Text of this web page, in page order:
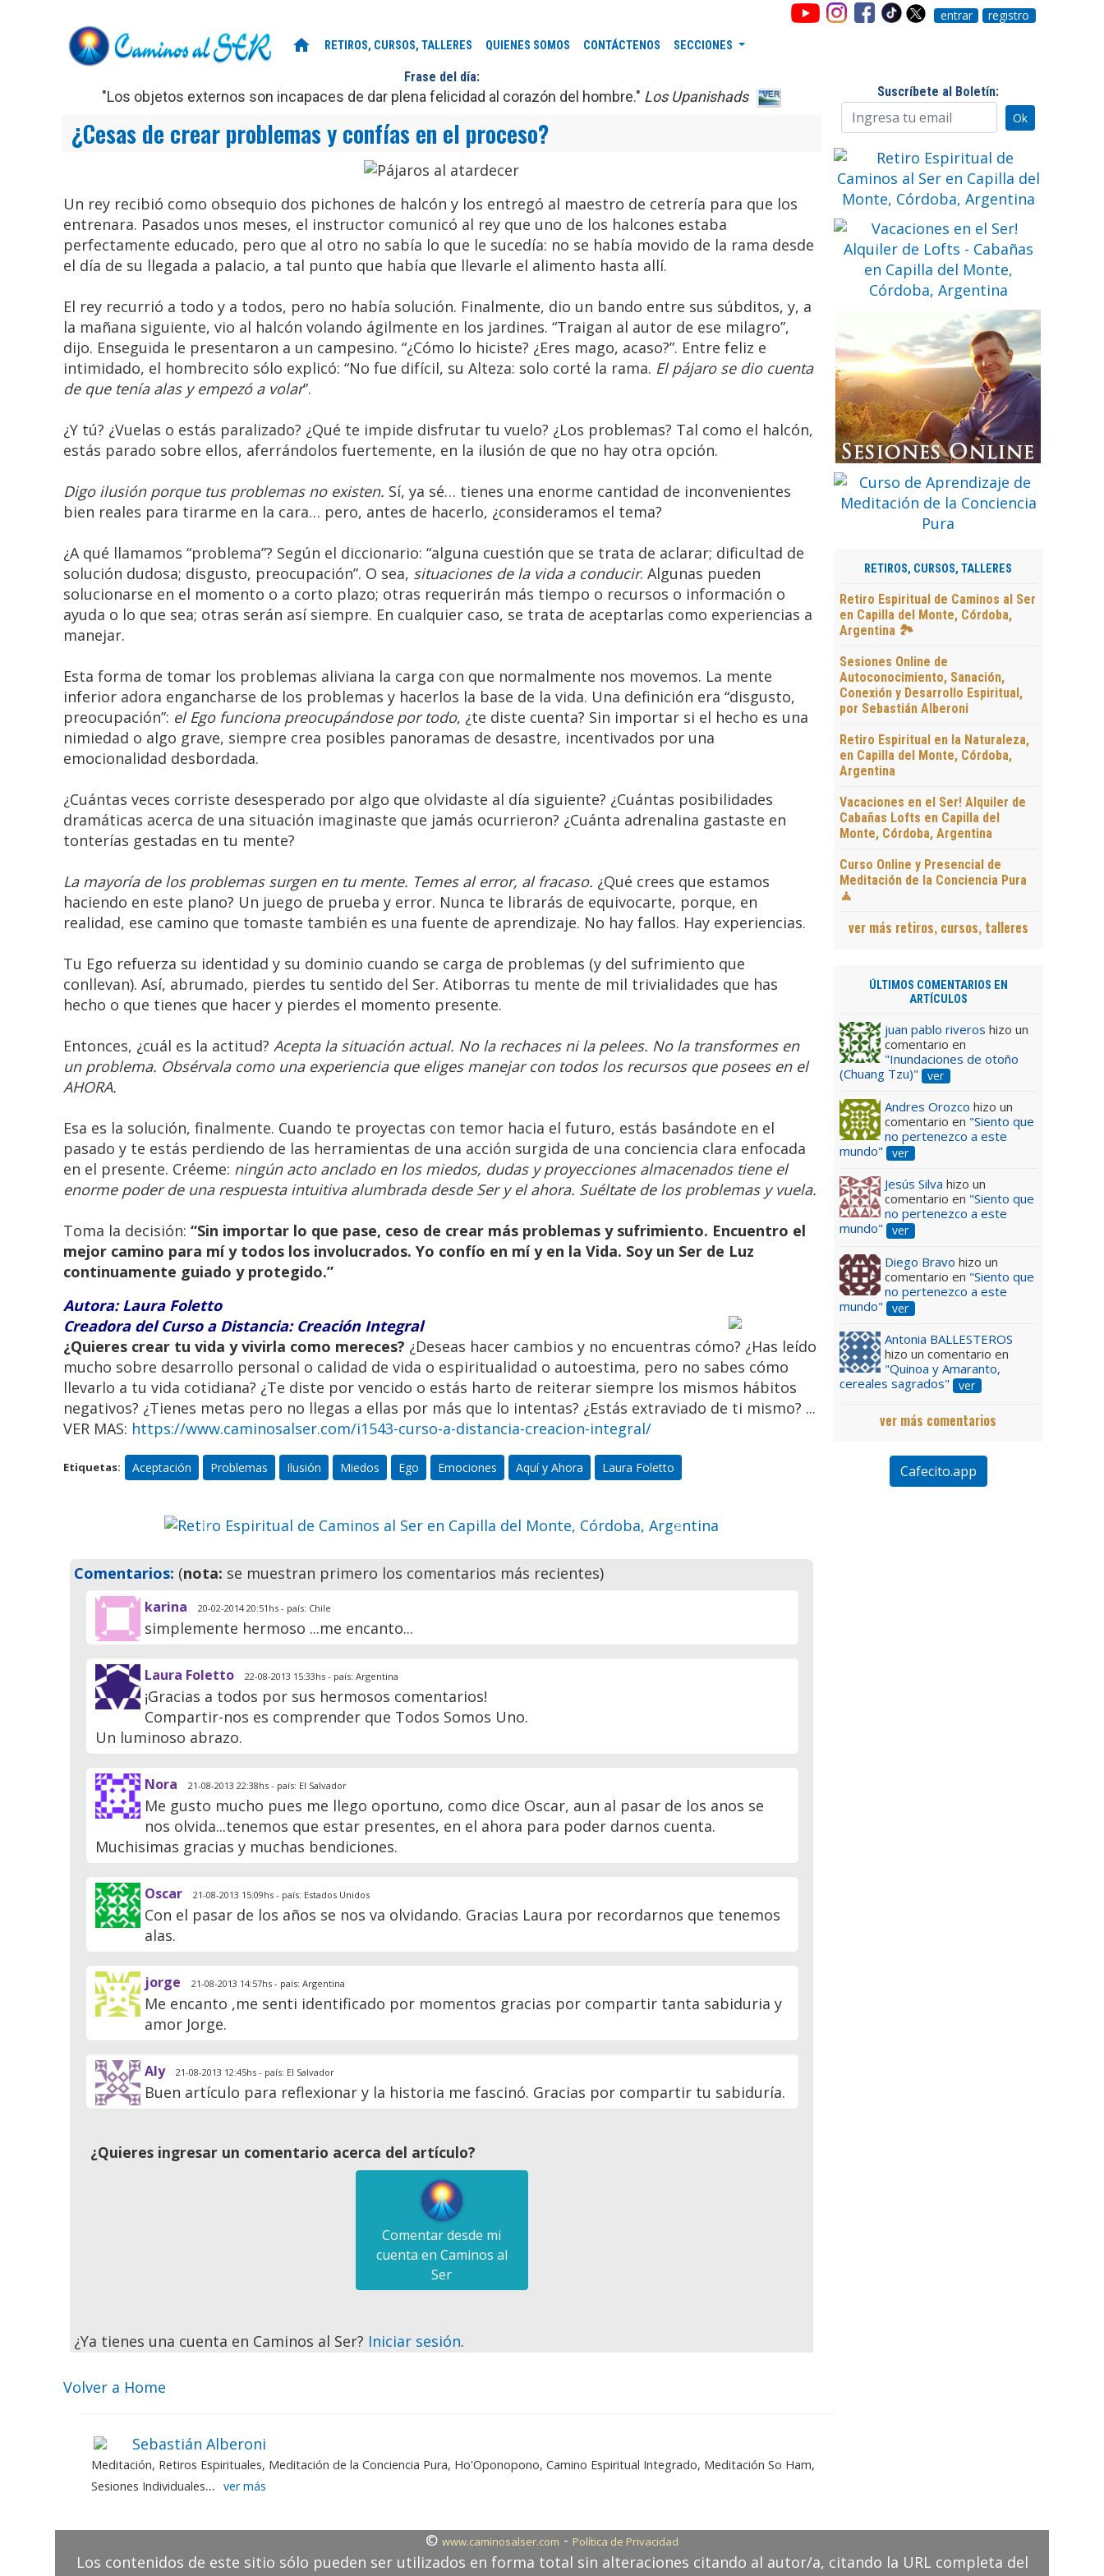
entrar registro
home RETIROS, CURSOS, TALLERES QUIENES SOMOS CONTÁCTENOS SECCIONES
Frase del día:
"Los objetos externos son incapaces de dar plena felicidad al corazón del hombre." Los Upanishads
¿Cesas de crear problemas y confías en el proceso?
Un rey recibió como obsequio dos pichones de halcón y los entregó al maestro de cetrería para que los
entrenara. Pasados unos meses, el instructor comunicó al rey que uno de los halcones estaba
perfectamente educado, pero que al otro no sabía lo que le sucedía: no se había movido de la rama desde
el día de su llegada a palacio, a tal punto que había que llevarle el alimento hasta allí.
El rey recurrió a todo y a todos, pero no había solución. Finalmente, dio un bando entre sus súbditos, y, a
la mañana siguiente, vio al halcón volando ágilmente en los jardines. “Traigan al autor de ese milagro”,
dijo. Enseguida le presentaron a un campesino. “¿Cómo lo hiciste? ¿Eres mago, acaso?”. Entre feliz e
intimidado, el hombrecito sólo explicó: “No fue difícil, su Alteza: solo corté la rama. El pájaro se dio cuenta
de que tenía alas y empezó a volar”.
¿Y tú? ¿Vuelas o estás paralizado? ¿Qué te impide disfrutar tu vuelo? ¿Los problemas? Tal como el halcón,
estás parado sobre ellos, aferrándolos fuertemente, en la ilusión de que no hay otra opción.
Digo ilusión porque tus problemas no existen. Sí, ya sé… tienes una enorme cantidad de inconvenientes
bien reales para tirarme en la cara… pero, antes de hacerlo, ¿consideramos el tema?
¿A qué llamamos “problema”? Según el diccionario: “alguna cuestión que se trata de aclarar; dificultad de
solución dudosa; disgusto, preocupación”. O sea, situaciones de la vida a conducir. Algunas pueden
solucionarse en el momento o a corto plazo; otras requerirán más tiempo o recursos o información o
ayuda o lo que sea; otras serán así siempre. En cualquier caso, se trata de aceptarlas como experiencias a
manejar.
Esta forma de tomar los problemas aliviana la carga con que normalmente nos movemos. La mente
inferior adora engancharse de los problemas y hacerlos la base de la vida. Una definición era “disgusto,
preocupación”: el Ego funciona preocupándose por todo, ¿te diste cuenta? Sin importar si el hecho es una
nimiedad o algo grave, siempre crea posibles panoramas de desastre, incentivados por una
emocionalidad desbordada.
¿Cuántas veces corriste desesperado por algo que olvidaste al día siguiente? ¿Cuántas posibilidades
dramáticas acerca de una situación imaginaste que jamás ocurrieron? ¿Cuánta adrenalina gastaste en
tonterías gestadas en tu mente?
La mayoría de los problemas surgen en tu mente. Temes al error, al fracaso. ¿Qué crees que estamos
haciendo en este plano? Un juego de prueba y error. Nunca te librarás de equivocarte, porque, en
realidad, ese camino que tomaste también es una fuente de aprendizaje. No hay fallos. Hay experiencias.
Tu Ego refuerza su identidad y su dominio cuando se carga de problemas (y del sufrimiento que
conllevan). Así, abrumado, pierdes tu sentido del Ser. Atiborras tu mente de mil trivialidades que has
hecho o que tienes que hacer y pierdes el momento presente.
Entonces, ¿cuál es la actitud?Acepta la situación actual. No la rechaces ni la pelees. No la transformes en
un problema. Obsérvala como una experiencia que eliges manejar con todos los recursos que posees en el
AHORA.
Esa es la solución, finalmente. Cuando te proyectas con temor hacia el futuro, estás basándote en el
pasado y te estás perdiendo de las herramientas de una acción surgida de una conciencia clara enfocada
en el presente. Créeme: ningún acto anclado en los miedos, dudas y proyecciones almacenados tiene el
enorme poder de una respuesta intuitiva alumbrada desde Ser y el ahora. Suéltate de los problemas y vuela.
Toma la decisión:“Sin importar lo que pase, ceso de crear más problemas y sufrimiento. Encuentro el
mejor camino para mí y todos los involucrados. Yo confío en mí y en la Vida. Soy un Ser de Luz
continuamente guiado y protegido.”
Autora: Laura Foletto
Creadora del Curso a Distancia: Creación Integral
¿Quieres crear tu vida y vivirla como mereces? ¿Deseas hacer cambios y no encuentras cómo? ¿Has leído
mucho sobre desarrollo personal o calidad de vida o espiritualidad o autoestima, pero no sabes cómo
llevarlo a tu vida cotidiana? ¿Te diste por vencido o estás harto de reiterar siempre los mismos hábitos
negativos? ¿Tienes metas pero no llegas a ellas por más que lo intentas? ¿Estás extraviado de ti mismo? ...
VER MAS: https://www.caminosalser.com/i1543-curso-a-distancia-creacion-integral/
Etiquetas: Aceptación Problemas Ilusión Miedos Ego Emociones Aquí y Ahora Laura Foletto
Retiro Espiritual de Caminos al Ser en Capilla del
Monte, Córdoba, Argentina
Ven a pasar unos días inolvidables
, que marcarán un antes y un después en tu vida
Previo
Siguiente
Comentarios: (nota: se muestran primero los comentarios más recientes)
karina 20-02-2014 20:51hs - país: Chile
simplemente hermoso ...me encanto...
Laura Foletto 22-08-2013 15:33hs - país: Argentina
¡Gracias a todos por sus hermosos comentarios!
Compartir-nos es comprender que Todos Somos Uno.
Un luminoso abrazo.
Nora 21-08-2013 22:38hs - país: El Salvador
Me gusto mucho pues me llego oportuno, como dice Oscar, aun al pasar de los anos se
nos olvida...tenemos que estar presentes, en el ahora para poder darnos cuenta.
Muchisimas gracias y muchas bendiciones.
Oscar 21-08-2013 15:09hs - país: Estados Unidos
Con el pasar de los años se nos va olvidando. Gracias Laura por recordarnos que tenemos
alas.
jorge 21-08-2013 14:57hs - país: Argentina
Me encanto ,me senti identificado por momentos gracias por compartir tanta sabiduria y
amor Jorge.
Aly 21-08-2013 12:45hs - país: El Salvador
Buen artículo para reflexionar y la historia me fascinó. Gracias por compartir tu sabiduría.
¿Quieres ingresar un comentario acerca del artículo?
Comentar desde mi
cuenta en Caminos al
Ser
¿Ya tienes una cuenta en Caminos al Ser? Iniciar sesión.
Volver a Home
Sebastián Alberoni
Meditación, Retiros Espirituales, Meditación de la Conciencia Pura, Ho'Oponopono, Camino Espiritual Integrado, Meditación So Ham,
Sesiones Individuales... ver más
Suscríbete al Boletín:
RETIROS, CURSOS, TALLERES
Retiro Espiritual de Caminos al Ser
en Capilla del Monte, Córdoba,
Argentina 🏞️
Sesiones Online de
Autoconocimiento, Sanación,
Conexión y Desarrollo Espiritual,
por Sebastián Alberoni
Retiro Espiritual en la Naturaleza,
en Capilla del Monte, Córdoba,
Argentina
Vacaciones en el Ser! Alquiler de
Cabañas Lofts en Capilla del
Monte, Córdoba, Argentina
Curso Online y Presencial de
Meditación de la Conciencia Pura
🧘
ver más retiros, cursos, talleres
ÚLTIMOS COMENTARIOS EN
ARTÍCULOS
juan pablo riveros hizo un
comentario en
"Inundaciones de otoño
(Chuang Tzu)"
ver
Andres Orozco hizo un
comentario en "Siento que
no pertenezco a este
mundo"
ver
Jesús Silva hizo un
comentario en "Siento que
no pertenezco a este
mundo"
ver
Diego Bravo hizo un
comentario en "Siento que
no pertenezco a este
mundo"
ver
Antonia BALLESTEROS
hizo un comentario en
"Quinoa y Amaranto,
cereales sagrados"
ver
ver más comentarios
Cafecito.app
© www.caminosalser.com - Política de Privacidad
Los contenidos de este sitio sólo pueden ser utilizados en forma total sin alteraciones citando al autor/a, citando la URL completa del